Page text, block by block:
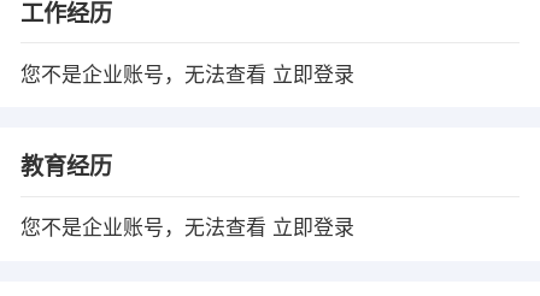
工作经历
您不是企业账号，无法查看 立即登录
教育经历
您不是企业账号，无法查看 立即登录